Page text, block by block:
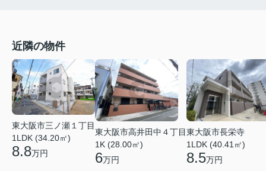
近隣の物件
東大阪市三ノ瀬１丁目
1LDK (34.20㎡)
8.8万円
東大阪市高井田中４丁目
1K (28.00㎡)
6万円
東大阪市長栄寺
1LDK (40.41㎡)
8.5万円